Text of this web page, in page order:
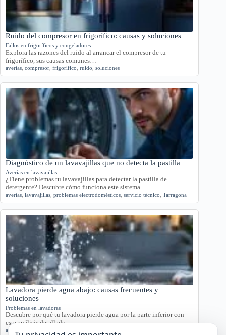
Ruido del compresor en frigorífico: causas y soluciones
Fallos en frigoríficos y congeladores
Explora las razones del ruido al arrancar el compresor de tu
frigorífico, sus causas comunes…
averías compresor frigorífico ruido soluciones
Diagnóstico de un lavavajillas que no detecta la pastilla
Averías en lavavajillas
¿Tiene problemas tu lavavajillas para detectar la pastilla de
detergente? Descubre cómo funciona este sistema…
averías lavavajillas problemas electrodomésticos servicio técnico Tarragona
Lavadora pierde agua abajo: causas frecuentes y
soluciones
Problemas en lavadoras
Descubre por qué tu lavadora pierde agua por la parte inferior con
este análisis detallado.…
agua